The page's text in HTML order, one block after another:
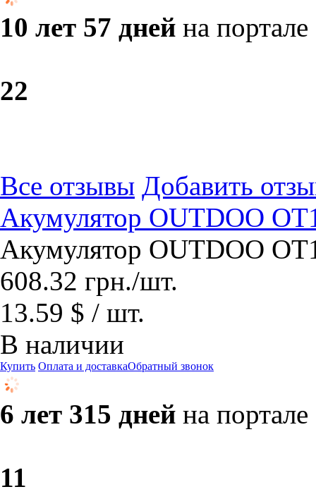
10 лет 57 дней на портале
22
Все отзывы Добавить
Акумулятор OUTDOO
Акумулятор OUTDOO
608.32 грн./шт.
13.59 $ / шт.
В наличии
Купить Оплата и доставкаОбратный звонок
6 лет 315 дней на портале
11